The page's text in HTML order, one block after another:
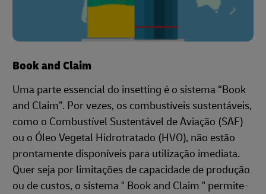
Book and Claim
Uma parte essencial do insetting é o sistema “Book
and Claim”. Por vezes, os combustíveis sustentáveis,
como o Combustível Sustentável de Aviação (SAF)
ou o Óleo Vegetal Hidrotratado (HVO), não estão
prontamente disponíveis para utilização imediata.
Quer seja por limitações de capacidade de produção
ou de custos, o sistema " Book and Claim " permite-